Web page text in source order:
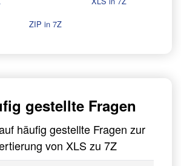
ZIP in 7Z
gestellte Fragen
häufig gestellte Fragen zur
von XLS zu 7Z